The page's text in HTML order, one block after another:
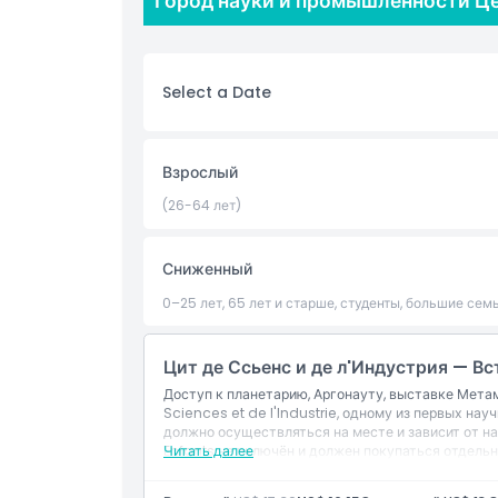
могут играть и учиться одновременно, что
открытий. Cité des Sciences et de l'Industrie –
вы в Париже и хотите захватывающий
Основные моменты
Политика в отношении детей и взрослых
Часы работы
Вещи, которые нужно знать
Select a Date
Взрослый
(26-64 лет)
Сниженный
0–25 лет, 65 лет и старше, студенты, большие
Цит де Ссьенс и де л'Индустрия —
Доступ к планетарию, Аргонауту, выставке
Sciences et de l'Industrie, одному из первых
должно осуществляться на месте и зависит от
Enfants не включён и должен покупаться
Читать далее